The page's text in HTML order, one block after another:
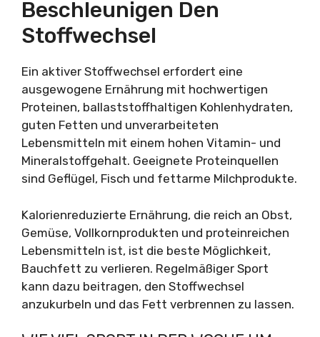
Beschleunigen Den
Stoffwechsel
Ein aktiver Stoffwechsel erfordert eine
ausgewogene Ernährung mit hochwertigen
Proteinen, ballaststoffhaltigen Kohlenhydraten,
guten Fetten und unverarbeiteten
Lebensmitteln mit einem hohen Vitamin- und
Mineralstoffgehalt. Geeignete Proteinquellen
sind Geflügel, Fisch und fettarme Milchprodukte.
Kalorienreduzierte Ernährung, die reich an Obst,
Gemüse, Vollkornprodukten und proteinreichen
Lebensmitteln ist, ist die beste Möglichkeit,
Bauchfett zu verlieren. Regelmäßiger Sport
kann dazu beitragen, den Stoffwechsel
anzukurbeln und das Fett verbrennen zu lassen.